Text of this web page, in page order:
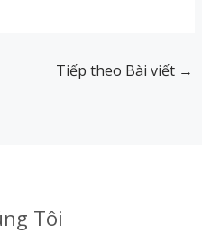
Tiếp theo Bài viết →
Tôi